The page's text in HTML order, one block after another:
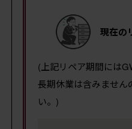
現在の
(上記リペア期間には
長期休業は含みません
い。)